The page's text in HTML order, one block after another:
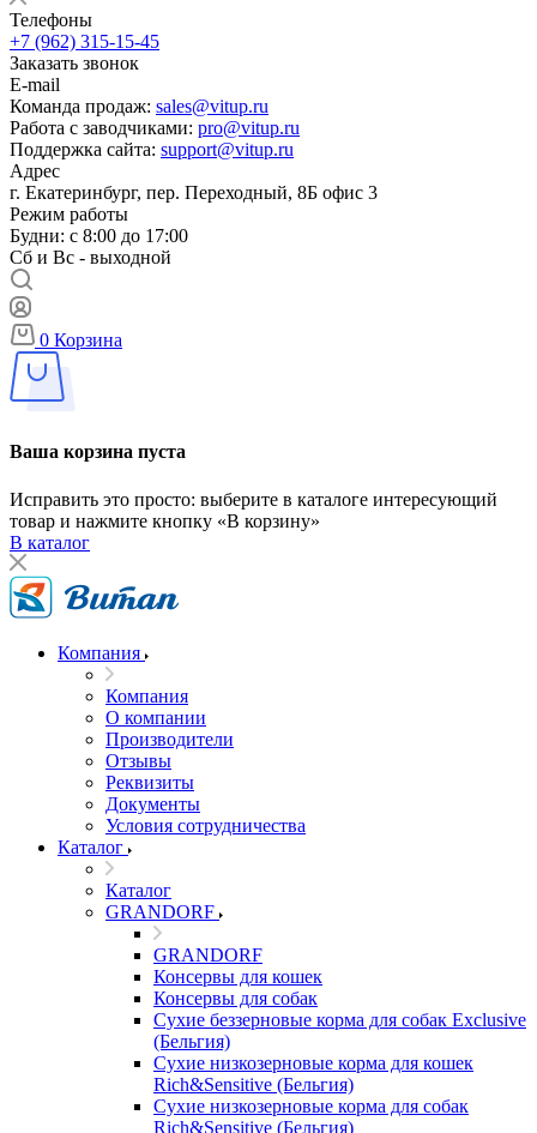
Телефоны
+7 (962) 315-15-45
Заказать звонок
E-mail
Команда продаж: sales@vitup.ru
Работа с заводчиками: pro@vitup.ru
Поддержка сайта: support@vitup.ru
Адрес
г. Екатеринбург, пер. Переходный, 8Б офис 3
Режим работы
Будни: с 8:00 до 17:00
Сб и Вс - выходной
0 Корзина
Ваша корзина пуста
Исправить это просто: выберите в каталоге интересующий
товар и нажмите кнопку «В корзину»
В каталог
Компания
Компания
О компании
Производители
Отзывы
Реквизиты
Документы
Условия сотрудничества
Каталог
Каталог
GRANDORF
GRANDORF
Консервы для кошек
Консервы для собак
Сухие беззерновые корма для собак Exclusive
(Бельгия)
Сухие низкозерновые корма для кошек
Rich&Sensitive (Бельгия)
Сухие низкозерновые корма для собак
Rich&Sensitive (Бельгия)